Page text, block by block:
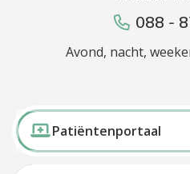
088 -
Avond, nacht,
Patiëntenportaal